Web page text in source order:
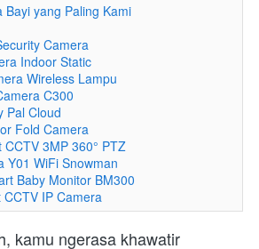
Bayi yang Paling Kami
Camera
Indoor Static
Wireless Lampu
C300
Pal Cloud
Fold Camera
CCTV 3MP 360° PTZ
Y01 WiFi Snowman
Baby Monitor BM300
CCTV IP Camera
kamu ngerasa khawatir